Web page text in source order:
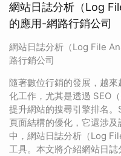
網站日誌分析（Log
的應用-網路行銷公司
網站日誌分析（Log File
路行銷公司
隨著數位行銷的發展，越
化工作，尤其是透過 SEO
提升網站的搜尋引擎排名
頁面結構的優化，它還涉
中，網站日誌分析（Log
工具。本文將介紹網站日